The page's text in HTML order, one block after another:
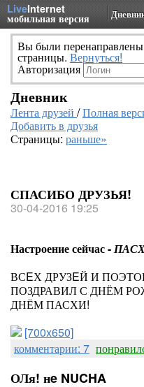
LiveInternet
мобильная версия
Вы были
страницы. Вернуться!
Авторизация
Дневник
Лента друзей /Полная
Добавить в друзья
Страницы: раньше»
СПАСИБО ДРУЗЬЯ!
30-04-2016 19:25
Настроение сейчас -
ВСEХ ДРУЗEЙ И
ПОЗДРАВИЛ С ДНЁМ
ДНЁМ ПАСХИ!
[700x650]
комментарии: 7
ОЛя! нe NUCHA